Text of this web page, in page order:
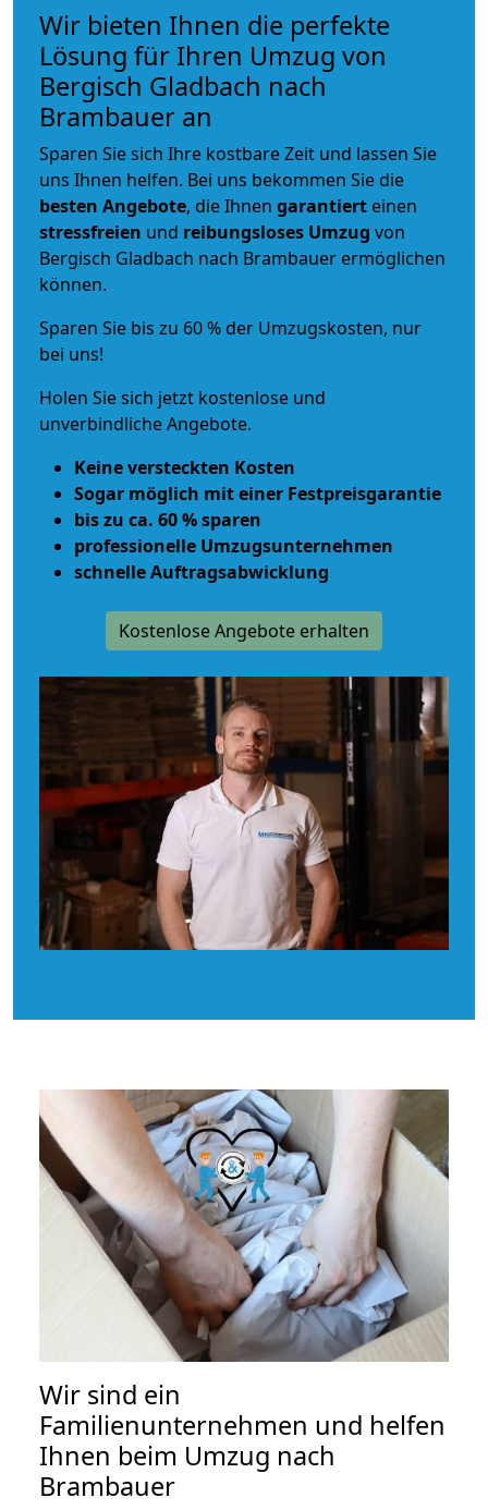
Wir bieten Ihnen die perfekte
Lösung für Ihren Umzug von
Bergisch Gladbach nach
Brambauer an
Sparen Sie sich Ihre kostbare Zeit und lassen Sie
uns Ihnen helfen. Bei uns bekommen Sie die
besten Angebote, die Ihnen garantiert einen
stressfreien und reibungsloses Umzug von
Bergisch Gladbach nach Brambauer ermöglichen
können.
Sparen Sie bis zu 60 % der Umzugskosten, nur
bei uns!
Holen Sie sich jetzt kostenlose und
unverbindliche Angebote.
Keine versteckten Kosten
Sogar möglich mit einer Festpreisgarantie
bis zu ca. 60 % sparen
professionelle Umzugsunternehmen
schnelle Auftragsabwicklung
Kostenlose Angebote erhalten
Wir sind ein
Familienunternehmen und helfen
Ihnen beim Umzug nach
Brambauer